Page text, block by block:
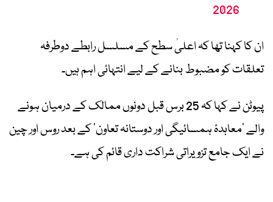
2026
ان کا کہنا تھا کہ اعلیٰ سطح کے مسلسل رابطے دوطرفہ
تعلقات کو مضبوط بنانے کے لیے انتہائی اہم ہیں۔
پیوٹن نے کہا کہ 25 برس قبل دونوں ممالک کے درمیان ہونے
والے ’معاہدۂ ہمسائیگی اور دوستانہ تعاون‘ کے بعد روس اور چین
نے ایک جامع تزویراتی شراکت داری قائم کی ہے۔